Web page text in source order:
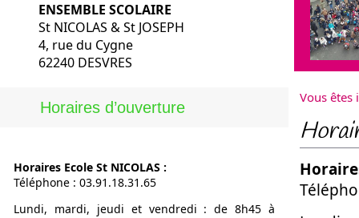
ENSEMBLE SCOLAIRE
St NICOLAS & St JOSEPH
4, rue du Cygne
62240 DESVRES
Historique
Notre
Calendrier
L’OGEC
L’APEL
Horaires d’ouverture
Horaires Ecole St NICOLAS :
Téléphone : 03.91.18.31.65
Lundi, mardi, jeudi et vendredi : de 8h45 à
Vous êtes